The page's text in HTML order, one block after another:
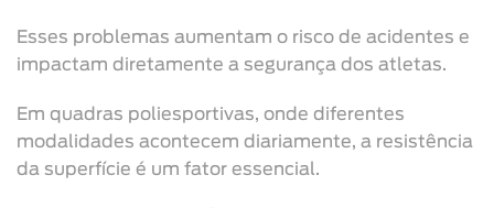
Esses problemas aumentam o risco de acidentes e
impactam diretamente a segurança dos atletas.
Em quadras poliesportivas, onde diferentes
modalidades acontecem diariamente, a resistência
da superfície é um fator essencial.